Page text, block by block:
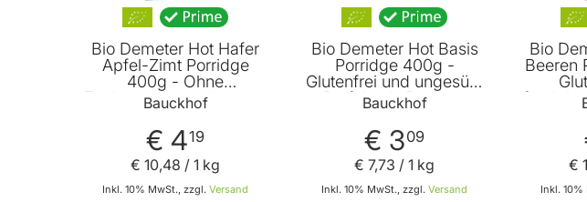
Bio Demeter Hot Hafer
Apfel-Zimt Porridge
400g - Ohne
Zuckerzusatz und vegan
von Bauckhof
Bauckhof
€ 419
Inkl. 10% MwSt., zzgl. Versand
€ 10,48 / 1 kg
Bio Demeter Hot Basis
Porridge 400g -
Glutenfrei und ungesüßt
- Perfekt als Basis von
Bauckhof
Bauckhof
€ 309
Inkl. 10% MwSt., zzgl. Versand
€ 7,73 / 1 kg
Bio
Beeren
Inkl.
€